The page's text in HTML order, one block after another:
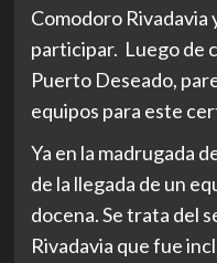
Comodoro Rivadavia
participar. Luego de
Puerto Deseado,
equipos para este
Ya en la madrugada
de la llegada de un
docena. Se trata del
Rivadavia que fue